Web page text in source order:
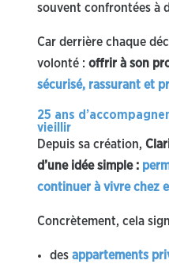
souvent confrontées à
Car derrière chaque
volonté : offrir à son
sécurisé, rassurant et
25 ans
vieillir
Depuis sa création,
d’une idée simple :
continuer à vivre chez
Concrètement, cela
des appartements